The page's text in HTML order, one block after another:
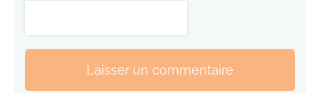
Laisser un commentaire